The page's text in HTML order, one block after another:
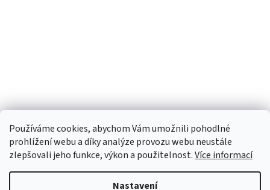
Používáme cookies, abychom Vám umožnili pohodlné
prohlížení webu a díky analýze provozu webu neustále
zlepšovali jeho funkce, výkon a použitelnost.Více informací
Nastavení